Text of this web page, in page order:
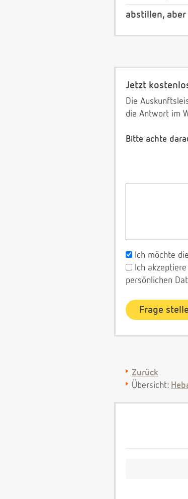
abstillen,
Jetzt
Die
die Antwort im
Bitte achte
Ich möchte
Ich
persönlichen
Zurück
Übersicht: